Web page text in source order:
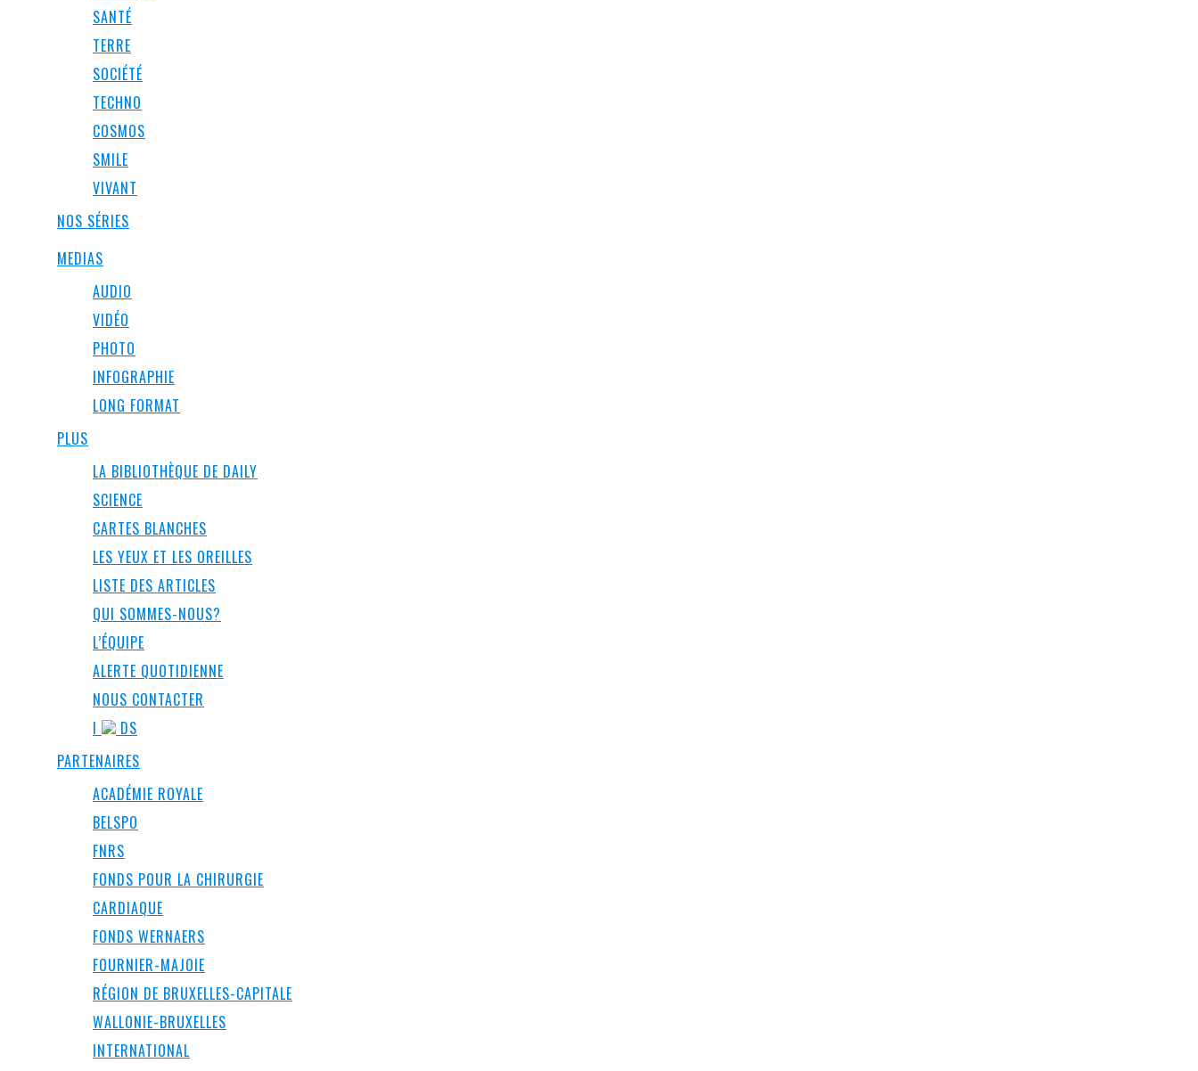
SANTÉ
TERRE
SOCIÉTÉ
TECHNO
COSMOS
SMILE
VIVANT
NOS SÉRIES
MEDIAS
AUDIO
VIDÉO
PHOTO
INFOGRAPHIE
LONG FORMAT
PLUS
LA BIBLIOTHÈQUE DE DAILY
SCIENCE
CARTES BLANCHES
LES YEUX ET LES OREILLES
LISTE DES ARTICLES
QUI SOMMES-NOUS?
L’ÉQUIPE
ALERTE QUOTIDIENNE
NOUS CONTACTER
I
DS
PARTENAIRES
ACADÉMIE ROYALE
BELSPO
FNRS
FONDS POUR LA CHIRURGIE
CARDIAQUE
FONDS WERNAERS
FOURNIER-MAJOIE
RÉGION DE BRUXELLES-CAPITALE
WALLONIE-BRUXELLES
INTERNATIONAL